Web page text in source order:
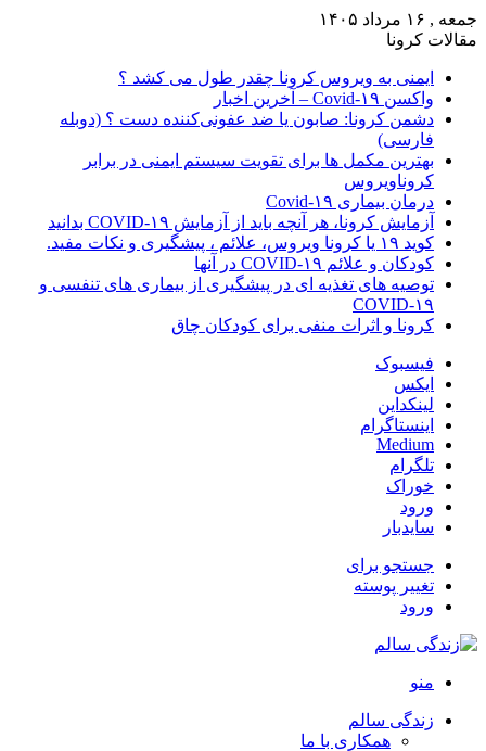
جمعه , ۱۶ مرداد ۱۴۰۵
مقالات کرونا
ایمنی به ویروس کرونا چقدر طول می کشد ؟
واکسن Covid-۱۹ – آخرین اخبار
دشمن کرونا: صابون یا ضد عفونی‌کننده دست ؟ (دوبله
فارسی)
بهترین مکمل ها برای تقویت سیستم ایمنی در برابر
کروناویروس
درمان بیماری Covid-۱۹
آزمایش کرونا، هر آنچه باید از آزمایش COVID-۱۹ بدانید
کوید ۱۹ یا کرونا ویروس، علائم ، پیشگیری و نکات مفید.
کودکان و علائم COVID-۱۹ در آنها
توصیه های تغذیه ای در پیشگیری از بیماری های تنفسی و
COVID-۱۹
کرونا و اثرات منفی برای کودکان چاق
فیسبوک
ایکس
لینکداین
اینستاگرام
Medium
تلگرام
خوراک
ورود
سایدبار
جستجو برای
تغییر پوسته
ورود
منو
زندگی سالم
همکاری با ما